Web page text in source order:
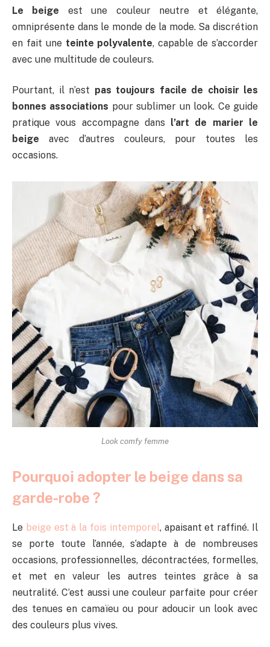
Le beige est une couleur neutre et élégante,
omniprésente dans le monde de la mode. Sa discrétion
en fait une teinte polyvalente, capable de s’accorder
avec une multitude de couleurs.
Pourtant, il n’est pas toujours facile de choisir les
bonnes associations pour sublimer un look. Ce guide
pratique vous accompagne dans l’art de marier le
beige avec d’autres couleurs, pour toutes les
occasions.
Look comfy femme
Pourquoi adopter le beige dans sa
garde-robe ?
Le beige est à la fois intemporel, apaisant et raffiné. Il
se porte toute l’année, s’adapte à de nombreuses
occasions, professionnelles, décontractées, formelles,
et met en valeur les autres teintes grâce à sa
neutralité. C’est aussi une couleur parfaite pour créer
des tenues en camaïeu ou pour adoucir un look avec
des couleurs plus vives.